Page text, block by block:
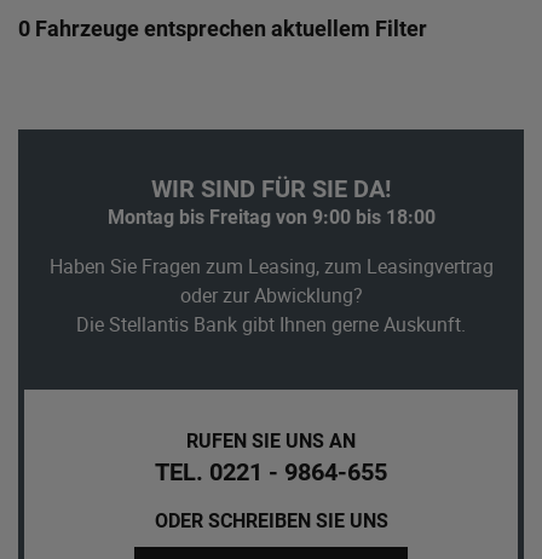
0 Fahrzeuge entsprechen aktuellem Filter
WIR SIND FÜR SIE DA!
Montag bis Freitag von 9:00 bis 18:00
Haben Sie Fragen zum Leasing, zum Leasingvertrag
oder zur Abwicklung?
Die Stellantis Bank gibt Ihnen gerne Auskunft.
RUFEN SIE UNS AN
TEL. 0221 - 9864-655
ODER SCHREIBEN SIE UNS